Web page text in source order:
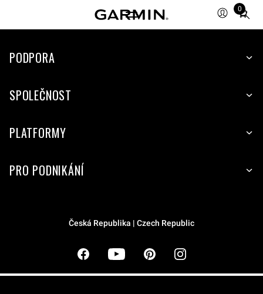
0
Total
PODPORA
SPOLEČNOST
PLATFORMY
PRO PODNIKÁNÍ
Česká Republika | Czech Republic